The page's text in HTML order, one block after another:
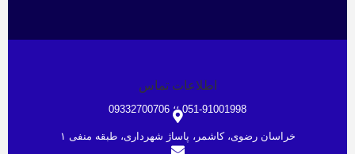
اطلاعات تماس
051-91001998 ؛؛ 09332700706
خراسان رضوی، کاشمر، پاساژ شهرداری، طبقه منفی ۱